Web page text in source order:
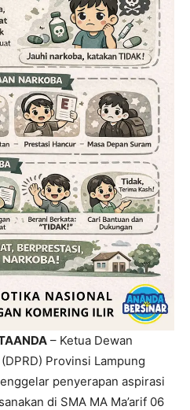
– Ketua Dewan
Provinsi Lampung
penyerapan aspirasi
di SMA MA Ma’arif 06